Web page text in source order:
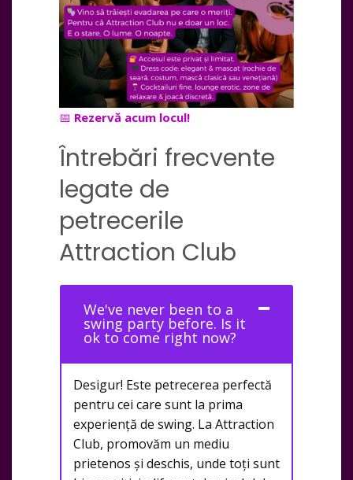
📅 Rezervă acum locul!
Întrebări frecvente
legate de
petrecerile
Attraction Club
We've never been to a
swing party before. Is it
ok to come right now?
Desigur! Este petrecerea perfectă
pentru cei care sunt la prima
experiență de swing. La Attraction
Club, promovăm un mediu
prietenos și deschis, unde toți sunt